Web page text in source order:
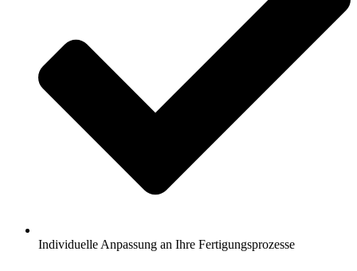
Individuelle Anpassung an Ihre Fertigungsprozesse